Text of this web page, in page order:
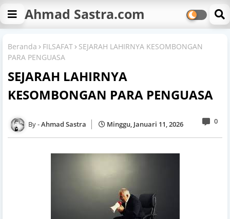
Ahmad Sastra.com
Beranda FILSAFAT
SEJARAH LAHIRNYA KESOMBONGAN
PARA PENGUASA
SEJARAH LAHIRNYA
KESOMBONGAN PARA PENGUASA
Ahmad Sastra Minggu, Januari 11, 2026 0